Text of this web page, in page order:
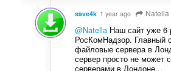
save4k 1 year ago Natella
@NatellaНаш сайт уже 6
РосКомНадзор. Главный
файловые сервера в
сервер просто не может
серверами в Лондоне...